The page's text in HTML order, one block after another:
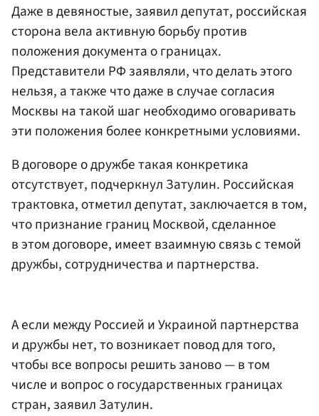
Даже в девяностые, заявил депутат, российская
сторона вела активную борьбу против
положения документа о границах.
Представители РФ заявляли, что делать этого
нельзя, а также что даже в случае согласия
Москвы на такой шаг необходимо оговаривать
эти положения более конкретными условиями.
В договоре о дружбе такая конкретика
отсутствует, подчеркнул Затулин. Российская
трактовка, отметил депутат, заключается в том,
что признание границ Москвой, сделанное
в этом договоре, имеет взаимную связь с темой
дружбы, сотрудничества и партнерства.
А если между Россией и Украиной партнерства
и дружбы нет, то возникает повод для того,
чтобы все вопросы решить заново — в том
числе и вопрос о государственных границах
стран, заявил Затулин.